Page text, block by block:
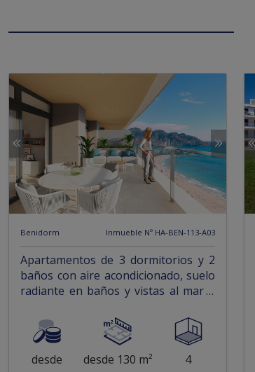
Benidorm Inmueble Nº HA-BEN-113-A03
Apartamentos de 3 dormitorios y 2
baños con aire acondicionado, suelo
radiante en baños y vistas al mar a
desde
desde 130 m² 4